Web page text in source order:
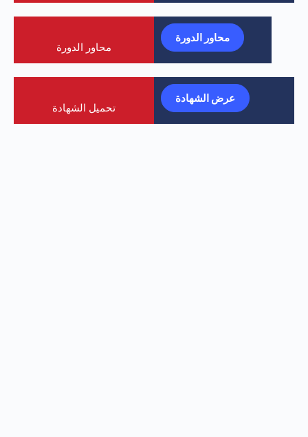
محاور الدورة
محاور الدورة
تحميل الشهادة
عرض الشهادة